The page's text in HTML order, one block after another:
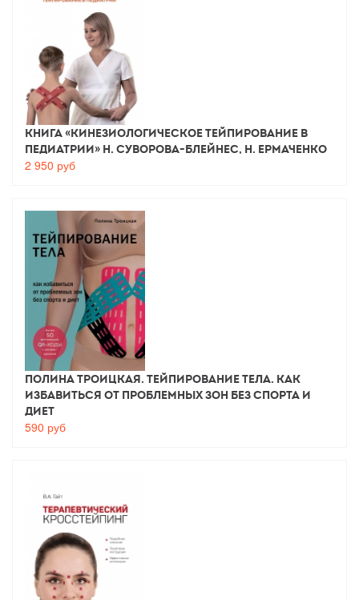
Книга «Кинезиологическое тейпирование в
педиатрии» Н. Суворова-Блейнес, Н. Ермаченко
2 950 руб
Полина Троицкая. Тейпирование тела. Как
избавиться от проблемных зон без спорта и
диет
590 руб